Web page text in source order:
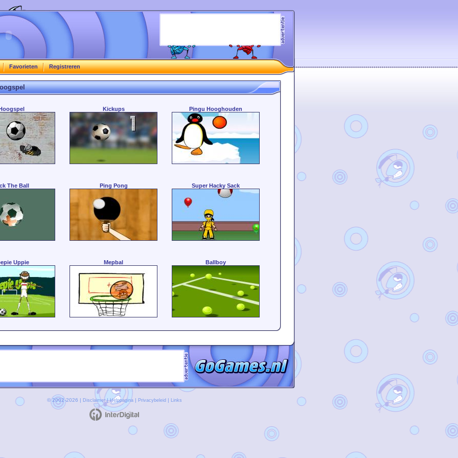
Favorieten Registreren
Kickups Pingu Hooghouden
The Ball Ping Pong Super Hacky Sack
Uppie Mepbal Ballboy
© 2002-2026 | Disclaimer|Helppagina | Privacybeleid | Links